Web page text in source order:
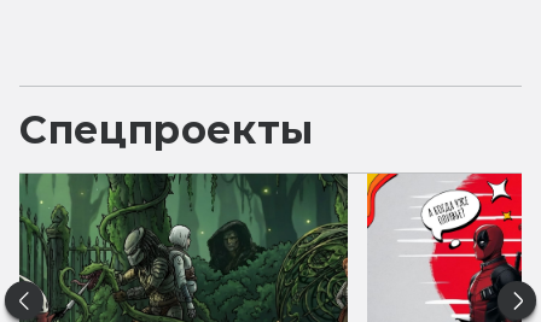
Спецпроекты